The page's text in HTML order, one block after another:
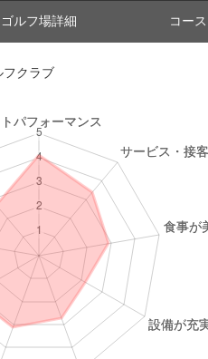
ゴルフ場詳細 コース
フクラブ